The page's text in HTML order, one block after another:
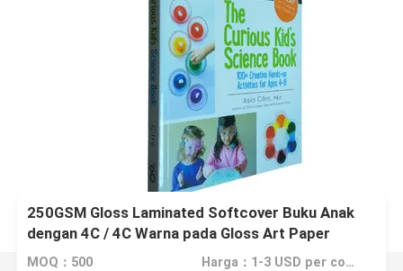
250GSM Gloss Laminated Softcover Buku Anak
dengan 4C / 4C Warna pada Gloss Art Paper
MOQ：500 Harga：1-3 USD per copy